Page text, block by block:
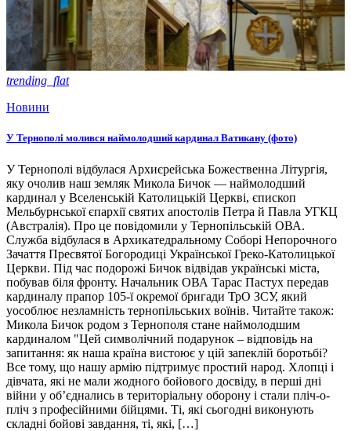
trending_flat
Новини
У Тернополі молився наймолодший кардинал Ватикану (фото)
У Тернополі відбулася Архиєрейська Божественна Літургія,
яку очолив наш земляк Микола Бичок — наймолодший
кардинал у Вселенській Католицькій Церкві, єпископ
Мельбурнської єпархії святих апостолів Петра й Павла УГКЦ
(Австралія). Про це повідомили у Тернопільській ОВА.
Служба відбулася в Архикатедральному Соборі Непорочного
Зачаття Пресвятої Богородиці Української Греко-Католицької
Церкви. Під час подорожі Бичок відвідав українські міста,
побував біля фронту. Начальник ОВА Тарас Пастух передав
кардиналу прапор 105-ї окремої бригади ТрО ЗСУ, який
уособлює незламність тернопільських воїнів. Читайте також:
Микола Бичок родом з Тернополя стане наймолодшим
кардиналом "Цей символічний подарунок – відповідь на
запитання: як наша країна вистоює у цій запеклій боротьбі?
Все тому, що нашу армію підтримує простий народ. Хлопці і
дівчата, які не мали жодного бойового досвіду, в перші дні
війни у об’єднались в територіальну оборону і стали пліч-о-
пліч з професійними бійцями. Ті, які сьогодні виконують
складні бойові завдання, ті, які, […]